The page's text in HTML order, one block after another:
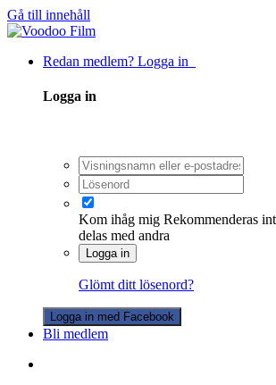
Gå till innehåll
Redan medlem? Logga in
Logga in
Kom ihåg mig Rekommenderas
delas med andra
Logga in
Glömt ditt lösenord?
Logga in med Facebook
Bli medlem